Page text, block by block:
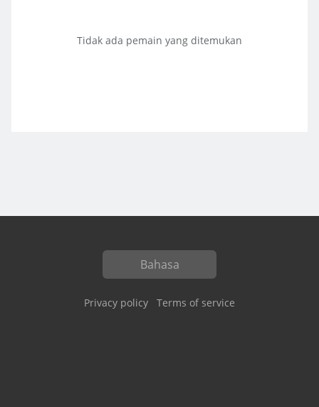
Tidak ada pemain yang ditemukan
Bahasa
Privacy policy Terms of service